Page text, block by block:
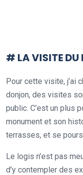
# LA VISITE DU
Pour cette visite, j’ai
donjon, des visites
public. C’est un plus
monument et son
terrasses, et se
Le logis n’est pas
d’y contempler des